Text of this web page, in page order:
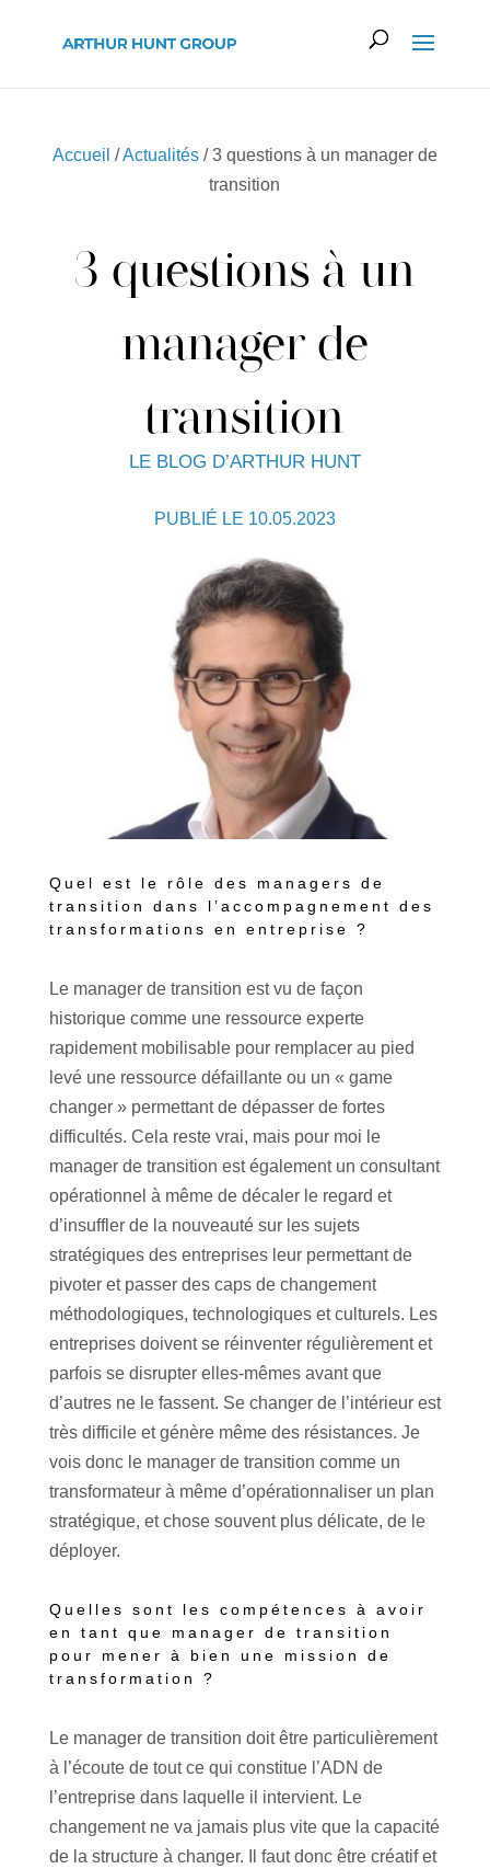
Accueil /Actualités/ 3 questions à un manager de
transition
3 questions à un
manager de
transition
LE BLOG D’ARTHUR HUNT
PUBLIÉ LE 10.05.2023
Quel est le rôle des managers de
transition dans l’accompagnement des
transformations en entreprise ?
Le manager de transition est vu de façon
historique comme une ressource experte
rapidement mobilisable pour remplacer au pied
levé une ressource défaillante ou un « game
changer » permettant de dépasser de fortes
difficultés. Cela reste vrai, mais pour moi le
manager de transition est également un consultant
opérationnel à même de décaler le regard et
d’insuffler de la nouveauté sur les sujets
stratégiques des entreprises leur permettant de
pivoter et passer des caps de changement
méthodologiques, technologiques et culturels. Les
entreprises doivent se réinventer régulièrement et
parfois se disrupter elles-mêmes avant que
d’autres ne le fassent. Se changer de l’intérieur est
très difficile et génère même des résistances. Je
vois donc le manager de transition comme un
transformateur à même d’opérationnaliser un plan
stratégique, et chose souvent plus délicate, de le
déployer.
Quelles sont les compétences à avoir
en tant que manager de transition
pour mener à bien une mission de
transformation ?
Le manager de transition doit être particulièrement
à l’écoute de tout ce qui constitue l’ADN de
l’entreprise dans laquelle il intervient. Le
changement ne va jamais plus vite que la capacité
de la structure à changer. Il faut donc être créatif et